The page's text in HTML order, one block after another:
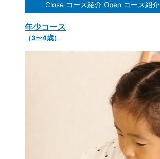
Close コース紹介 Open コース紹介
年少コース
（3〜4歳）